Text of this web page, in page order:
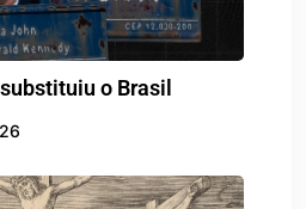
o Brasil